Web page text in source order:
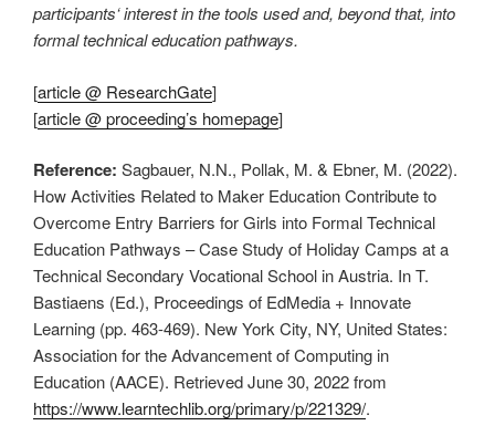
participants‘ interest in the tools used and, beyond that, into
formal technical education pathways.
[article @ ResearchGate]
[article @ proceeding’s homepage]
Reference: Sagbauer, N.N., Pollak, M. & Ebner, M. (2022).
How Activities Related to Maker Education Contribute to
Overcome Entry Barriers for Girls into Formal Technical
Education Pathways – Case Study of Holiday Camps at a
Technical Secondary Vocational School in Austria. In T.
Bastiaens (Ed.), Proceedings of EdMedia + Innovate
Learning (pp. 463-469). New York City, NY, United States:
Association for the Advancement of Computing in
Education (AACE). Retrieved June 30, 2022 from
https://www.learntechlib.org/primary/p/221329/.